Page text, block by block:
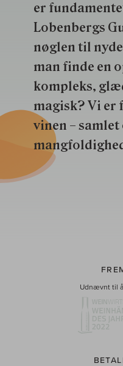
er
Lobenbergs
nøglen til
man finde en
kompleks,
magisk? Vi er
vinen –
Udnævnt til